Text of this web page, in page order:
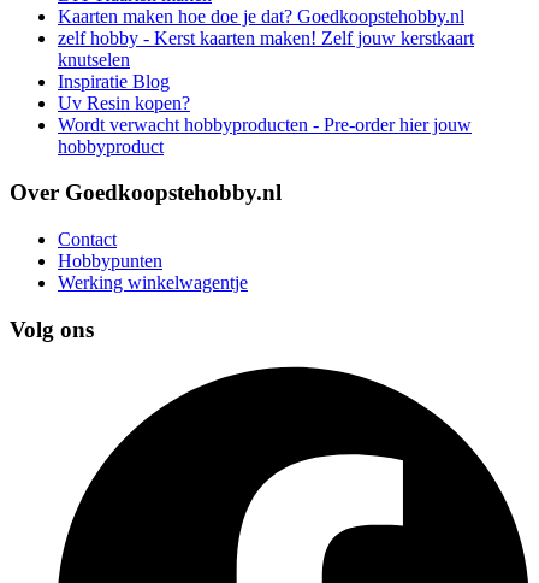
Kaarten maken hoe doe je dat? Goedkoopstehobby.nl
zelf hobby - Kerst kaarten maken! Zelf jouw kerstkaart
knutselen
Inspiratie Blog
Uv Resin kopen?
Wordt verwacht hobbyproducten - Pre-order hier jouw
hobbyproduct
Over Goedkoopstehobby.nl
Contact
Hobbypunten
Werking winkelwagentje
Volg ons